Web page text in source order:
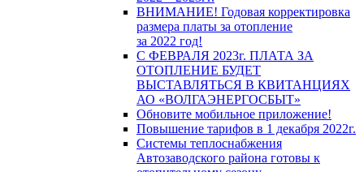
ВНИМАНИЕ! Годовая корректировка
размера платы за отопление
за 2022 год!
С ФЕВРАЛЯ 2023г. ПЛАТА ЗА
ОТОПЛЕНИЕ БУДЕТ
ВЫСТАВЛЯТЬСЯ В КВИТАНЦИЯХ
АО «ВОЛГАЭНЕРГОСБЫТ»
Обновите мобильное приложение!
Повышение тарифов в 1 декабря 2022г.
Системы теплоснабжения
Автозаводского района готовы к